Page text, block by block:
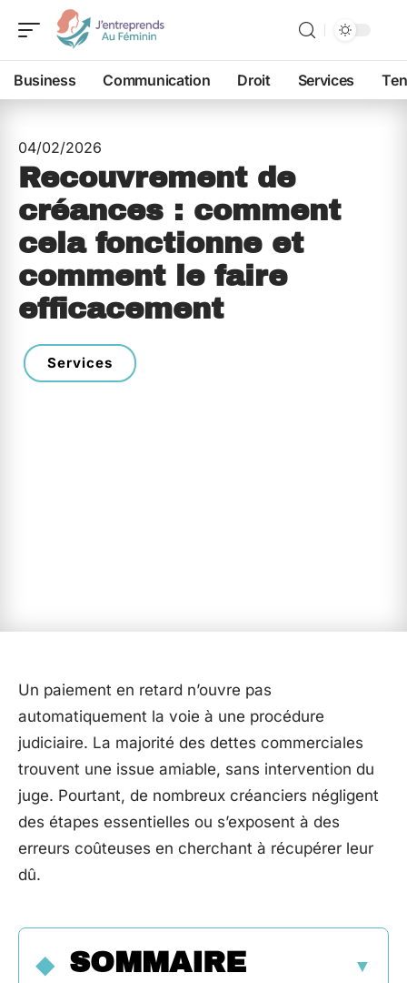
Business Communication Droit Services
04/02/2026
Recouvrement de
créances : comment
cela fonctionne et
comment le faire
efficacement
Services
Un paiement en retard n’ouvre pas
automatiquement la voie à une procédure
judiciaire. La majorité des dettes commerciales
trouvent une issue amiable, sans intervention du
juge. Pourtant, de nombreux créanciers négligent
des étapes essentielles ou s’exposent à des
erreurs coûteuses en cherchant à récupérer leur
dû.
SOMMAIRE